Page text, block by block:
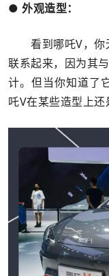
● 外观造型：
看到哪吒V，你
联系起来，因为其
计。但当你知道了
吒V在某些造型上还